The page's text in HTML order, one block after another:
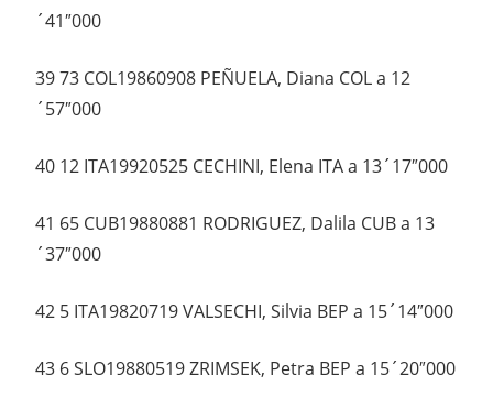
´41″000
39 73 COL19860908 PEÑUELA, Diana COL a 12
´57″000
40 12 ITA19920525 CECHINI, Elena ITA a 13´17″000
41 65 CUB19880881 RODRIGUEZ, Dalila CUB a 13
´37″000
42 5 ITA19820719 VALSECHI, Silvia BEP a 15´14″000
43 6 SLO19880519 ZRIMSEK, Petra BEP a 15´20″000